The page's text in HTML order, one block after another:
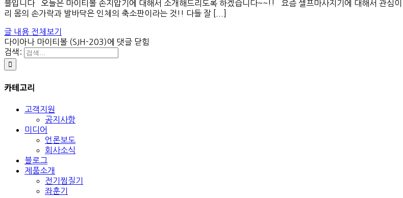
블입니다 오늘은 마이티볼 손지압기에 대해서 소개해드리도록 하겠습니다~~!! 요즘 셀프마사지기에 대해서 관
리 몸의 손가락과 발바닥은 인체의 축소판이라는 것!! 다들 잘 [...]
글 내용 전체보기
다이아나 마이티볼 (SJH-203)에 댓글 닫힘
검색:
카테고리
고객지원
공지사항
미디어
언론보도
회사소식
블로그
제품소개
전기찜질기
좌훈기